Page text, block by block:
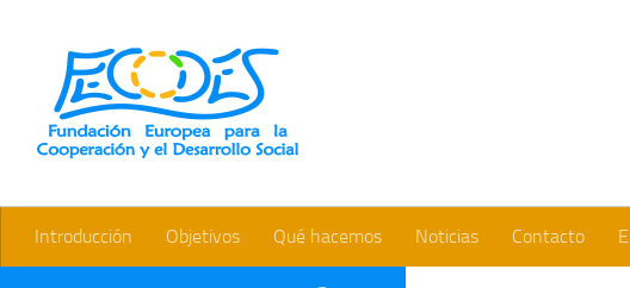
Introducción Objetivos Qué hacemos Noticias Contacto